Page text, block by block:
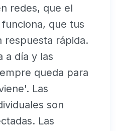
redes, que el
que tus
respuesta rápida.
a día y las
queda para
Las
son
Las